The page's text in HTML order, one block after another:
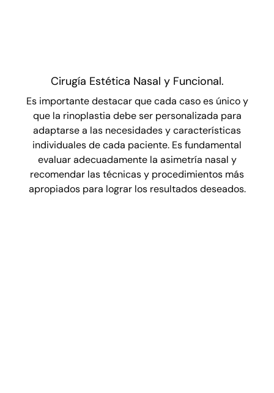
Cirugía Estética Nasal y Funcional.
Es importante destacar que cada caso es único y
que la rinoplastia debe ser personalizada para
adaptarse a las necesidades y características
individuales de cada paciente. Es fundamental
evaluar adecuadamente la asimetría nasal y
recomendar las técnicas y procedimientos más
apropiados para lograr los resultados deseados.